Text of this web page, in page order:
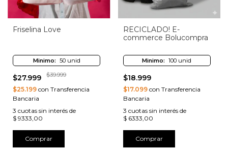
Friselina Love
Minimo: 50 unid
$27.999 $39.999
$25.199 con Transferencia
Bancaria
3 cuotas sin interés de
$ 9333,00
Comprar
RECICLADO! E-
commerce Bolucompra
Minimo: 100 unid
$18.999
$17.099con Transferencia
Bancaria
3 cuotas sin interés de
$ 6333,00
Comprar